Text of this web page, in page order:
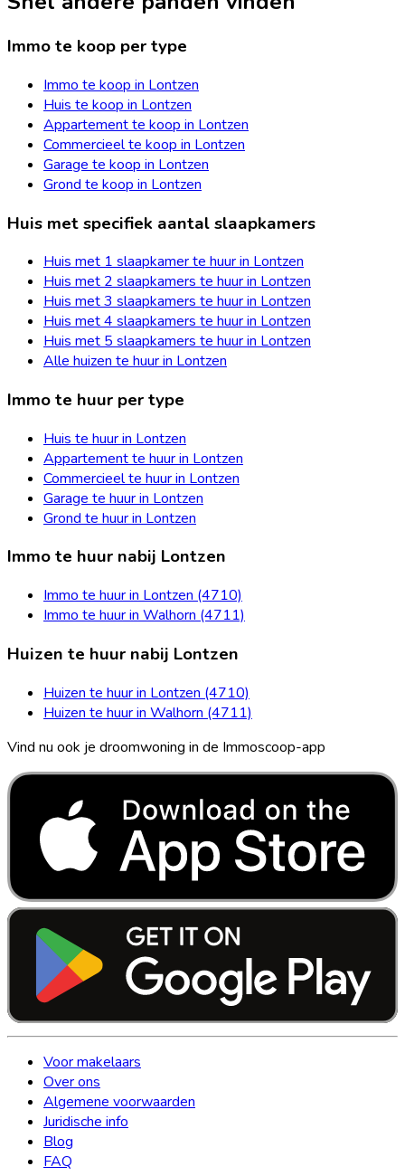
Immo te koop per type
Immo te koop in Lontzen
Huis te koop in Lontzen
Appartement te koop in Lontzen
Commercieel te koop in Lontzen
Garage te koop in Lontzen
Grond te koop in Lontzen
Huis met specifiek aantal slaapkamers
Huis met 1 slaapkamer te huur in Lontzen
Huis met 2 slaapkamers te huur in Lontzen
Huis met 3 slaapkamers te huur in Lontzen
Huis met 4 slaapkamers te huur in Lontzen
Huis met 5 slaapkamers te huur in Lontzen
Alle huizen te huur in Lontzen
Immo te huur per type
Huis te huur in Lontzen
Appartement te huur in Lontzen
Commercieel te huur in Lontzen
Garage te huur in Lontzen
Grond te huur in Lontzen
Immo te huur nabij Lontzen
Immo te huur in Lontzen (4710)
Immo te huur in Walhorn (4711)
Huizen te huur nabij Lontzen
Huizen te huur in Lontzen (4710)
Huizen te huur in Walhorn (4711)
Vind nu ook je droomwoning in de Immoscoop-app
Voor makelaars
Over ons
Algemene voorwaarden
Juridische info
Blog
FAQ